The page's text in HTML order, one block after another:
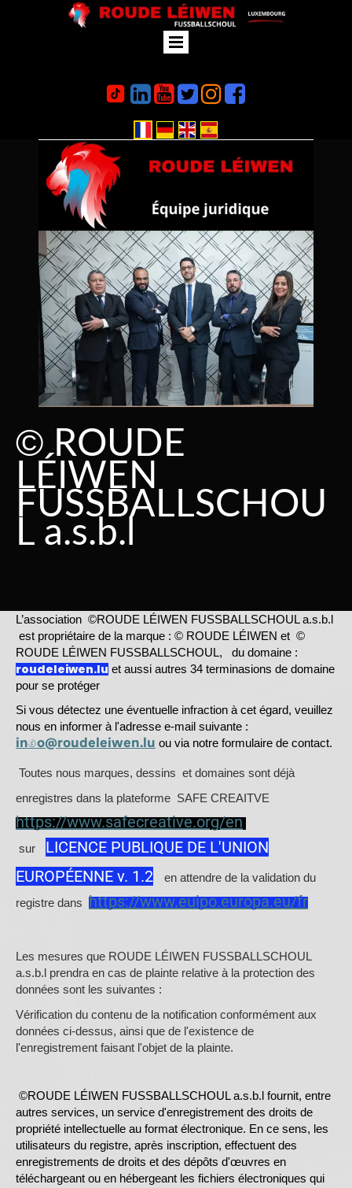
 
©ROUDE
LÉIWEN
FUSSBALLSCHOU
L a.s.b.l
L’association ©ROUDE LÉIWEN FUSSBALLSCHOUL a.s.b.l
est propriétaire de la marque : © ROUDE LÉIWEN et ©
ROUDE LÉIWEN FUSSBALLSCHOUL, du domaine :
roudeleiwen.lu et aussi autres 34 terminasions de domaine
pour se protéger
Si vous détectez une éventuelle infraction à cet égard, veuillez
nous en informer à l'adresse e-mail suivante :
info@roudeleiwen.lu ou via notre formulaire de contact.
Toutes nous marques, dessins et domaines sont déjà
enregistres dans la plateforme SAFE CREAITVE
https://www.safecreative.org/en
sur
LICENCE PUBLIQUE DE L'UNION
EUROPÉENNE v. 1.2
en attendre de la validation du
registre dans https://www.euipo.europa.eu/fr
Les mesures que ROUDE LÉIWEN FUSSBALLSCHOUL
a.s.b.l prendra en cas de plainte relative à la protection des
données sont les suivantes :
Vérification du contenu de la notification conformément aux
données ci-dessus, ainsi que de l'existence de
l'enregistrement faisant l'objet de la plainte.
©ROUDE LÉIWEN FUSSBALLSCHOUL a.s.b.l fournit, entre
autres services, un service d'enregistrement des droits de
propriété intellectuelle au format électronique. En ce sens, les
utilisateurs du registre, après inscription, effectuent des
enregistrements de droits et des dépôts d'œuvres en
téléchargeant ou en hébergeant les fichiers électroniques qui